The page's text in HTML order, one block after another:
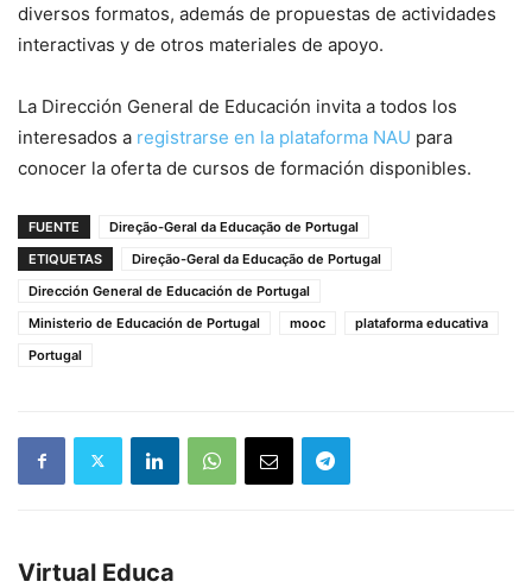
diversos formatos, además de propuestas de actividades
interactivas y de otros materiales de apoyo.
La Dirección General de Educación invita a todos los
interesados a registrarse en la plataforma NAU para
conocer la oferta de cursos de formación disponibles.
FUENTE
Direção-Geral da Educação de Portugal
ETIQUETAS
Direção-Geral da Educação de Portugal
Dirección General de Educación de Portugal
Ministerio de Educación de Portugal
mooc
plataforma educativa
Portugal
Virtual Educa